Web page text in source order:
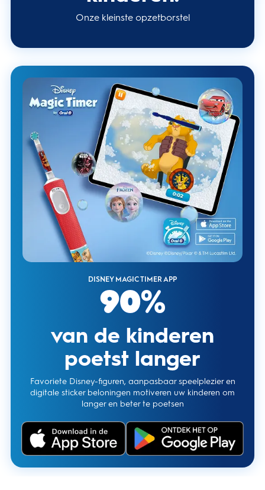
Onze kleinste opzetborstel
DISNEY MAGIC TIMER APP
90%
van de kinderen
poetst langer
Favoriete Disney-figuren, aanpasbaar speelplezier en
digitale sticker beloningen motiveren uw kinderen om
langer en beter te poetsen